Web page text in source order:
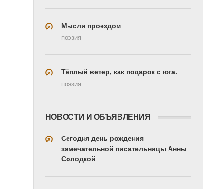
Мысли проездом
поэзия
Тёплый ветер, как подарок с юга.
поэзия
НОВОСТИ И ОБЪЯВЛЕНИЯ
Сегодня день рождения
замечательной писательницы Анны
Солодкой